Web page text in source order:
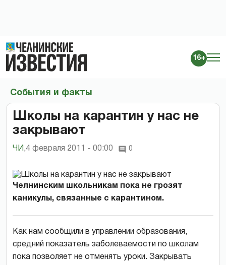
16+
События и факты
Школы на карантин у нас не
закрывают
ЧИ ,4 февраля 2011 - 00:00 0
Челнинским школьникам пока не грозят
каникулы, связанные с карантином.
Как нам сообщили в управлении образования,
средний показатель заболеваемости по школам
пока позволяет не отменять уроки. Закрывать